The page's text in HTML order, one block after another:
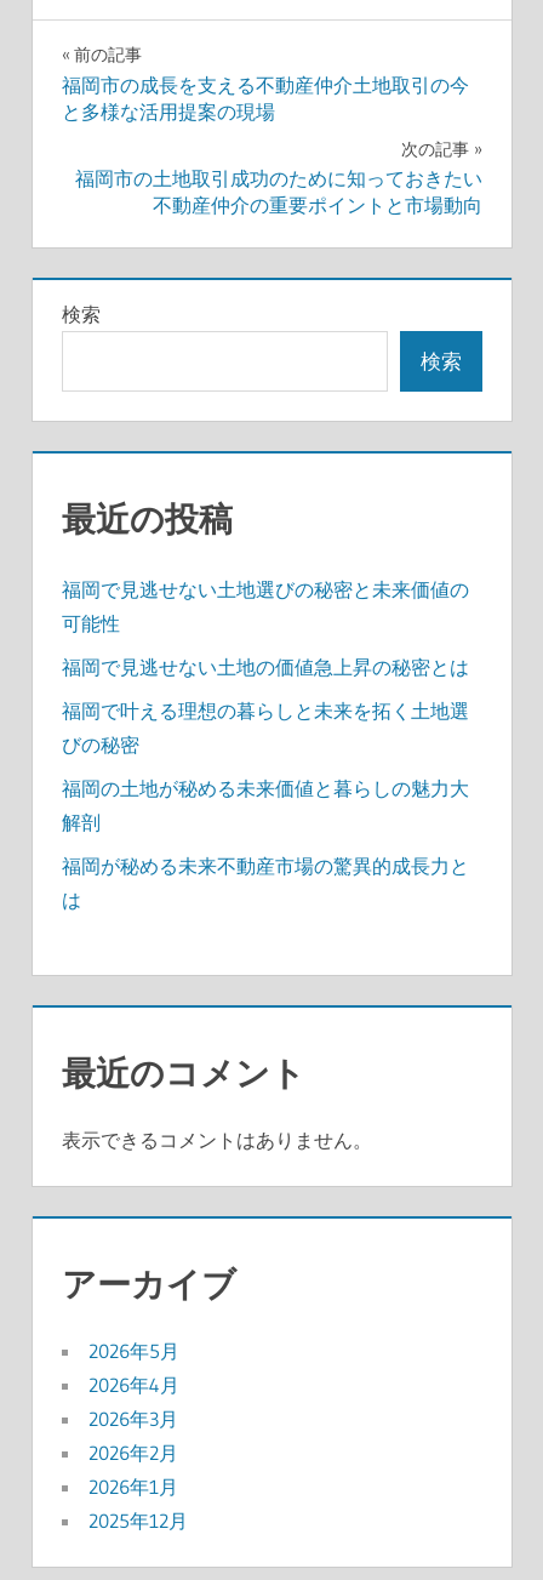
投
稿
ゲ
ー
シ
ョ
ン
前の記事
福岡市の成長を支える不動産仲介土地取引の今
と多様な活用提案の現場
次の記事
福岡市の土地取引成功のために知っておきたい
不動産仲介の重要ポイントと市場動向
検索
検索
最近の投稿
福岡で見逃せない土地選びの秘密と未来価値の
可能性
福岡で見逃せない土地の価値急上昇の秘密とは
福岡で叶える理想の暮らしと未来を拓く土地選
びの秘密
福岡の土地が秘める未来価値と暮らしの魅力大
解剖
福岡が秘める未来不動産市場の驚異的成長力と
は
最近のコメント
表示できるコメントはありません。
アーカイブ
2026年5月
2026年4月
2026年3月
2026年2月
2026年1月
2025年12月